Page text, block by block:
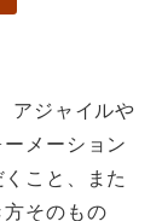
アジャイルや
メーション
こと、また
そのもの